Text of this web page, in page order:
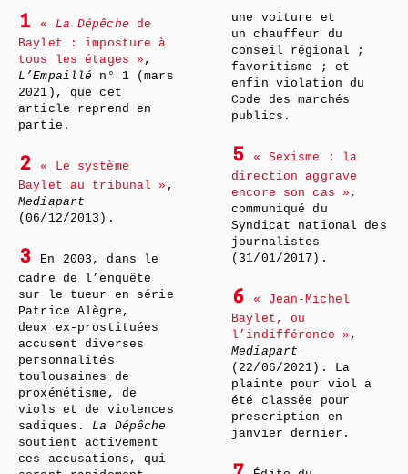
1 « La Dépêche de
Baylet : imposture à
tous les étages » ,
L’Empaillé n° 1 (mars
2021), que cet
article reprend en
partie.
2
« Le système
Baylet au tribunal » ,
Mediapart
(06/12/2013).
3
En 2003, dans le
cadre de l’enquête
sur le tueur en série
Patrice Alègre,
deux ex-prostituées
accusent diverses
personnalités
toulousaines de
proxénétisme, de
viols et de violences
sadiques. La Dépêche
soutient activement
ces accusations, qui
une voiture et
un chauffeur du
conseil régional ;
favoritisme ; et
enfin violation du
Code des marchés
publics.
5
« Sexisme : la
direction aggrave
encore son cas » ,
communiqué du
Syndicat national des
journalistes
(31/01/2017).
6
« Jean-Michel
Baylet, ou
l’indifférence » ,
Mediapart
(22/06/2021). La
plainte pour viol a
été classée pour
prescription en
janvier dernier.